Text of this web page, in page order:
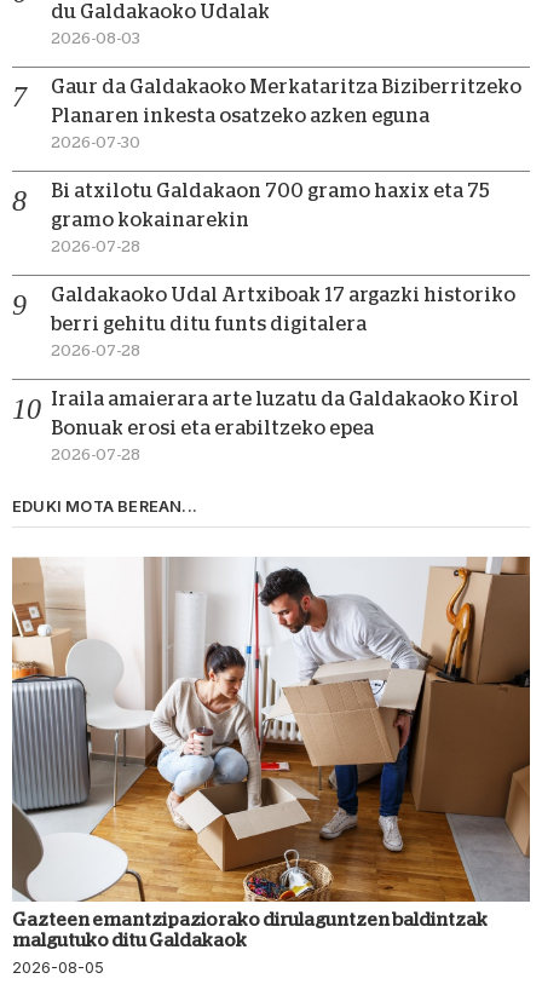
du Galdakaoko Udalak
2026-08-03
Gaur da Galdakaoko Merkataritza Biziberritzeko
Planaren inkesta osatzeko azken eguna
2026-07-30
Bi atxilotu Galdakaon 700 gramo haxix eta 75
gramo kokainarekin
2026-07-28
Galdakaoko Udal Artxiboak 17 argazki historiko
berri gehitu ditu funts digitalera
2026-07-28
Iraila amaierara arte luzatu da Galdakaoko Kirol
Bonuak erosi eta erabiltzeko epea
2026-07-28
EDUKI MOTA BEREAN...
Gazteen emantzipaziorako dirulaguntzen baldintzak
malgutuko ditu Galdakaok
2026-08-05